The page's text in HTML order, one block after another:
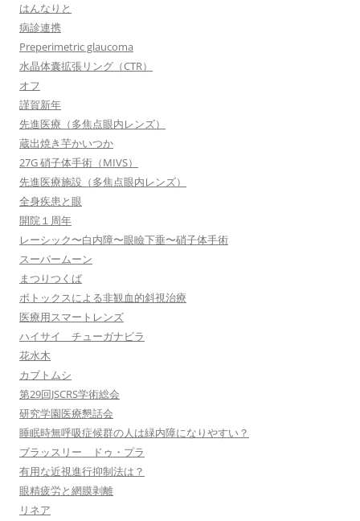
はんなりと
病診連携
Preperimetric glaucoma
水晶体囊拡張リング（CTR）
オフ
謹賀新年
先進医療（多焦点眼内レンズ）
蔵出焼き芋かいつか
27G 硝子体手術（MIVS）
先進医療施設（多焦点眼内レンズ）
全身疾患と眼
開院１周年
レーシック〜白内障〜眼瞼下垂〜硝子体手術
スーパームーン
まつりつくば
ボトックスによる非観血的斜視治療
医療用スマートレンズ
ハイサイ チューガナビラ
花水木
カブトムシ
第29回JSCRS学術総会
研究学園医療懇話会
睡眠時無呼吸症候群の人は緑内障になりやすい？
ブラッスリー ドゥ・プラ
有用な近視進行抑制法は？
眼精疲労と網膜剥離
リネア